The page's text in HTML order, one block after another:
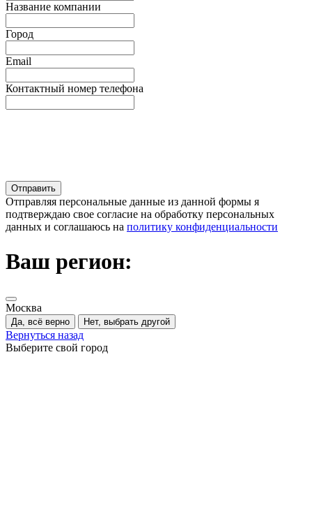
Название компании
Город
Email
Контактный номер телефона
Отправляя персональные данные из данной формы я
подтверждаю свое согласие на обработку персональных
данных и соглашаюсь на политику конфиденциальности
Ваш регион:
Москва
Да, всё верно Нет, выбрать другой
Вернуться назад
Выберите свой город